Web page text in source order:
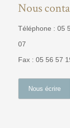
Nous
Téléphone : 05
07
Fax : 05 56 57
Nous écrire